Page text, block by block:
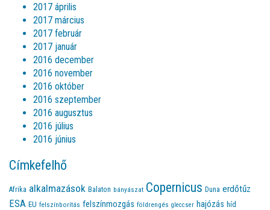
2017 április
2017 március
2017 február
2017 január
2016 december
2016 november
2016 október
2016 szeptember
2016 augusztus
2016 július
2016 június
Címkefelhő
Afrika alkalmazások Balaton bányászat Copernicus Duna erdőtűz
ESA EU felszínborítás felszínmozgás földrengés gleccser hajózás híd